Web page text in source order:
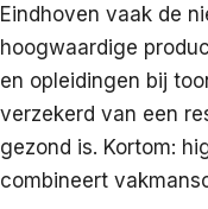
Eindhoven vaak de
hoogwaardige
en opleidingen bij
verzekerd van een
gezond is. Kortom:
combineert